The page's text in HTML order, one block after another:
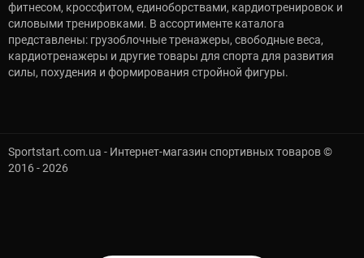
фитнесом, кроссфитом, единоборствами, кардиотренировок и
силовыми тренировками. В ассортименте каталога
представлены: грузоблочные тренажеры, свободные веса,
кардиотренажеры и другие товары для спорта для развития
силы, похудения и формирования стройной фигуры.
Sportstart.com.ua - Интернет-магазин спортивных товаров ©
2016 - 2026